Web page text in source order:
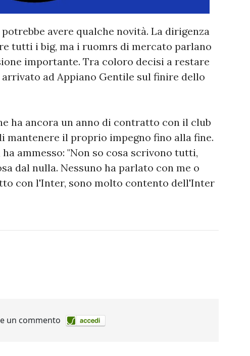
avere qualche novità. La dirigenza
tutti i big, ma i ruomrs di mercato parlano
importante. Tra coloro decisi a restare
ad Appiano Gentile sul finire dello
ha ancora un anno di contratto con il club
mantenere il proprio impegno fino alla fine.
ammesso: "Non so cosa scrivono tutti,
dal nulla. Nessuno ha parlato con me o
con l'Inter, sono molto contento dell'Inter